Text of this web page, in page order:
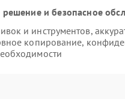
и безопасное
и инструментов,
копирование,